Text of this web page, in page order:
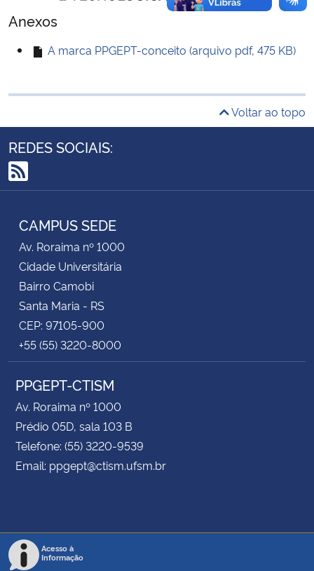
Gabinete de Segurança Institucional
Planalto
Anexos
A marca PPGEPT-conceito (arquivo pdf, 475 KB)
Voltar ao topo
REDES SOCIAIS:
RSS
CAMPUS SEDE
Av. Roraima nº 1000
Cidade Universitária
Bairro Camobi
Santa Maria - RS
CEP: 97105-900
+55 (55) 3220-8000
PPGEPT-CTISM
Av. Roraima nº 1000
Prédio 05D, sala 103 B
Telefone: (55) 3220-9539
Email: ppgept@ctism.ufsm.br
Acesso à
Informação